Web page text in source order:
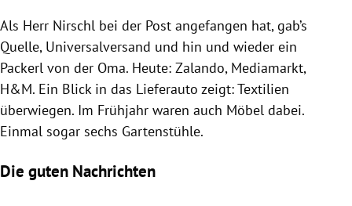
Als Herr Nirschl bei der Post angefangen hat, gab’s
Quelle, Universalversand und hin und wieder ein
Packerl von der Oma. Heute: Zalando, Mediamarkt,
H&M. Ein Blick in das Lieferauto zeigt: Textilien
überwiegen. Im Frühjahr waren auch Möbel dabei.
Einmal sogar sechs Gartenstühle.
Die guten Nachrichten